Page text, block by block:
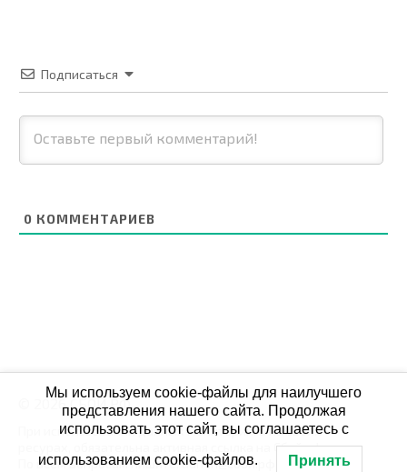
Подписаться
0 КОММЕНТАРИЕВ
© 2026 СБОЙ.РФ
При использовании данных мониторинга на своих
ресурах, обязательна активная ссылка на Сбой.рф
По всем вопросам пишите: admin@сбой.рф
Мы используем cookie-файлы для наилучшего
представления нашего сайта. Продолжая
использовать этот сайт, вы соглашаетесь с
использованием cookie-файлов. Принять